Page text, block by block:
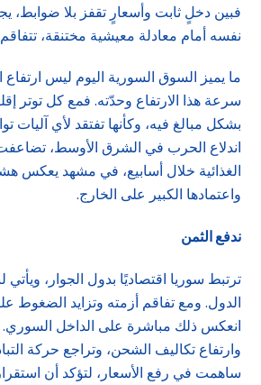
فبين دخلٍ ثابت وأسعارٍ تقفز بلا ضوابط،
نفسه أمام معادلة معيشية مختنقة،
ما يميز السوق السورية اليوم ليس ارتفاع
سرعة هذا الارتفاع وحدّته. فمع كل توتر
بشكل مبالغ فيه، وكأنها تفتقد لأي آليات
اندلاع الحرب في الشرق الأوسط،
الغذائية خلال أسابيع، في مشهد يعكس
واعتمادها الكبير على الخارج.
ندفع الثمن
ترتبط سوريا اقتصاديًا بدول الجوار،
الدول. ومع تفاقم أزمته وتزايد الضغوط
انعكس ذلك مباشرة على الداخل السوري.
وارتفاع تكاليف الشحن، وتراجع حركة
ساهمت في رفع الأسعار، لتؤكد أن